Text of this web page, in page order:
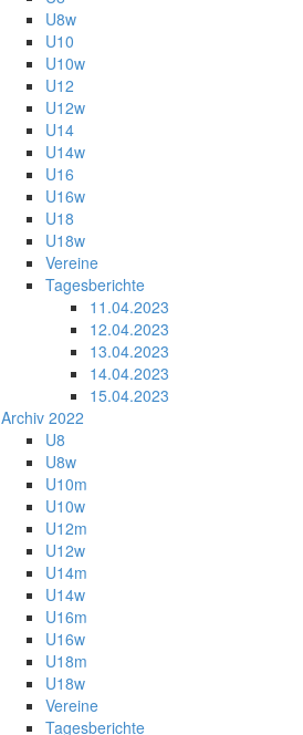
U8w
U10
U10w
U12
U12w
U14
U14w
U16
U16w
U18
U18w
Vereine
Tagesberichte
11.04.2023
12.04.2023
13.04.2023
14.04.2023
15.04.2023
Archiv 2022
U8
U8w
U10m
U10w
U12m
U12w
U14m
U14w
U16m
U16w
U18m
U18w
Vereine
Tagesberichte